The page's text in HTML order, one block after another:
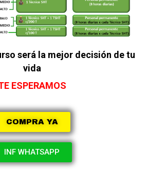
será la mejor decisión de tu
vida
ESPERAMOS
COMPRA YA
INF WHATSAPP